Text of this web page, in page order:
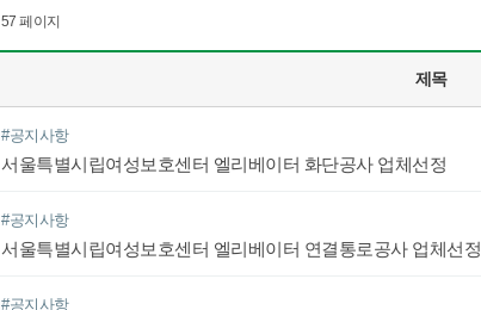
57 페이지
제목
#공지사항
서울특별시립여성보호센터 엘리베이터 화단공사 업체선정
#공지사항
서울특별시립여성보호센터 엘리베이터 연결통로공사 업체선정
#공지사항